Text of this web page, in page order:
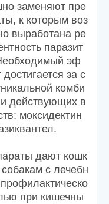
заменяют пре
к которым воз
выработана ре
паразит
эф
за с
комби
действующих в
моксидектин
дают кошк
с лечебн
при кишечны